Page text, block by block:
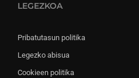
LEGEZKOA
Pribatutasun politika
Legezko abisua
Cookieen politika